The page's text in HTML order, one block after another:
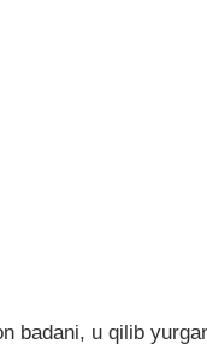
badani, u qilib